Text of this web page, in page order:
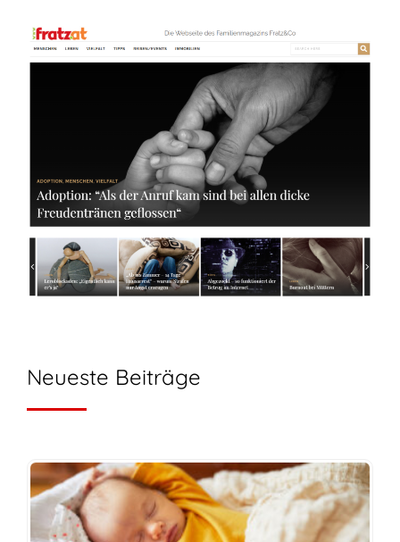
Neueste Beiträge